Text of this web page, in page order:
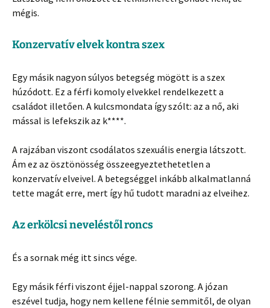
mégis.
Konzervatív elvek kontra szex
Egy másik nagyon súlyos betegség mögött is a szex
húzódott. Ez a férfi komoly elvekkel rendelkezett a
családot illetően. A kulcsmondata így szólt: az a nő, aki
mással is lefekszik az k****.
A rajzában viszont csodálatos szexuális energia látszott.
Ám ez az ösztönösség összeegyeztethetetlen a
konzervatív elveivel. A betegséggel inkább alkalmatlanná
tette magát erre, mert így hű tudott maradni az elveihez.
Az erkölcsi neveléstől roncs
És a sornak még itt sincs vége.
Egy másik férfi viszont éjjel-nappal szorong. A józan
eszével tudja, hogy nem kellene félnie semmitől, de olyan